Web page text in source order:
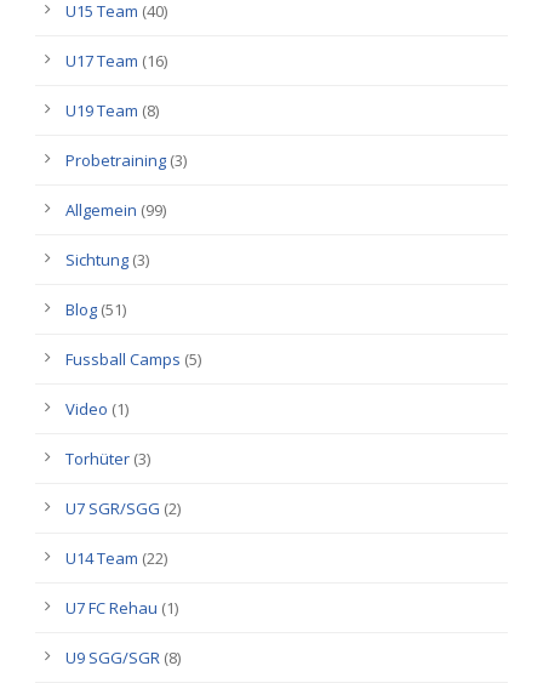
U15 Team (40)
U17 Team (16)
U19 Team (8)
Probetraining (3)
Allgemein (99)
Sichtung (3)
Blog (51)
Fussball Camps (5)
Video (1)
Torhüter (3)
U7 SGR/SGG (2)
U14 Team (22)
U7 FC Rehau (1)
U9 SGG/SGR (8)